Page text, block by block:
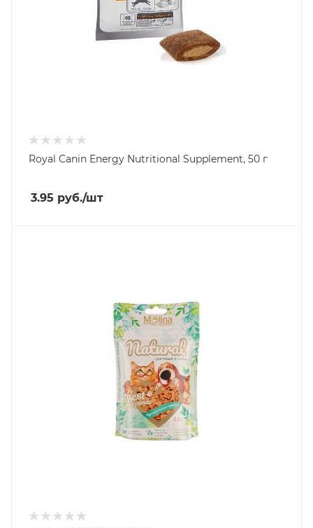
Royal Canin Energy Nutritional Supplement, 50 г
3.95 руб./шт